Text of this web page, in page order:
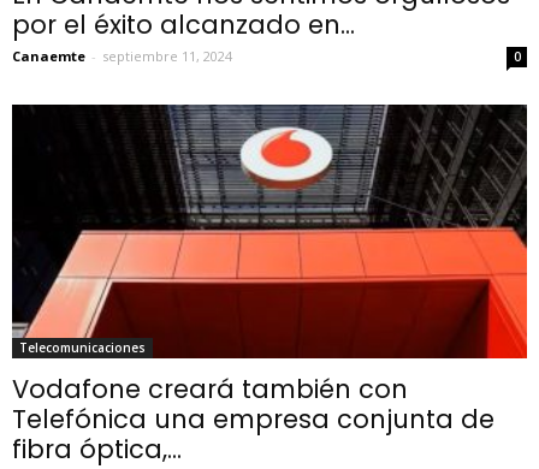
por el éxito alcanzado en...
Canaemte - septiembre 11, 2024 0
Telecomunicaciones
Vodafone creará también con
Telefónica una empresa conjunta de
fibra óptica,...